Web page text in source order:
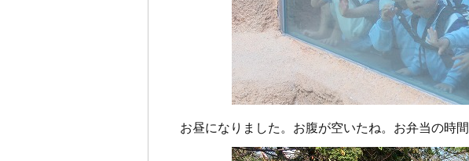
お昼になりました。お腹が空いたね。お弁当の時